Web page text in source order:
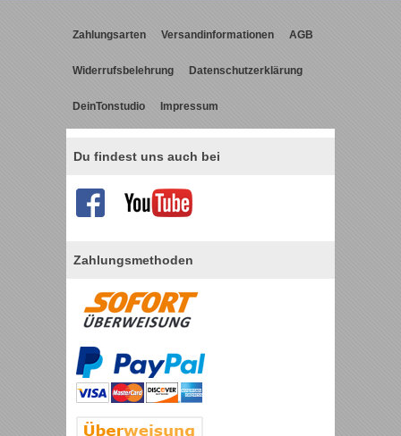
Zahlungsarten Versandinformationen AGB
Widerrufsbelehrung Datenschutzerklärung
DeinTonstudio Impressum
Du findest uns auch bei
Zahlungsmethoden